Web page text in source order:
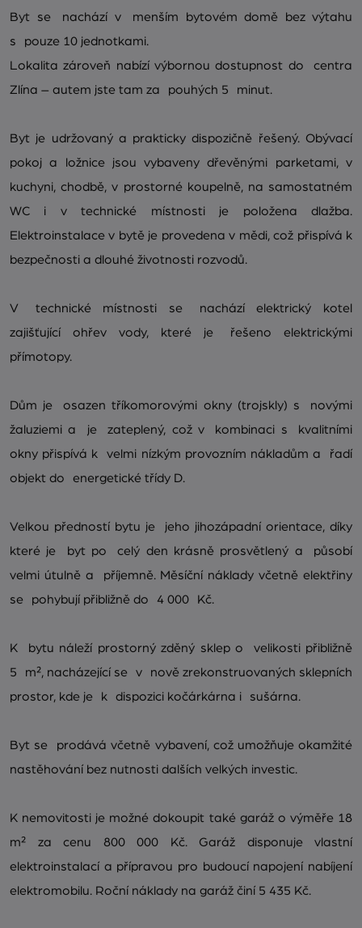
Byt se nachází v menším bytovém domě bez výtahu
s pouze 10 jednotkami.
Lokalita zároveň nabízí výbornou dostupnost do centra
Zlína – autem jste tam za pouhých 5 minut.
Byt je udržovaný a prakticky dispozičně řešený. Obývací
pokoj a ložnice jsou vybaveny dřevěnými parketami, v
kuchyni, chodbě, v prostorné koupelně, na samostatném
WC i v technické místnosti je položena dlažba.
Elektroinstalace v bytě je provedena v mědi, což přispívá k
bezpečnosti a dlouhé životnosti rozvodů.
V technické místnosti se nachází elektrický kotel
zajišťující ohřev vody, které je řešeno elektrickými
přímotopy.
Dům je osazen tříkomorovými okny (trojskly) s novými
žaluziemi a je zateplený, což v kombinaci s kvalitními
okny přispívá k velmi nízkým provozním nákladům a řadí
objekt do energetické třídy D.
Velkou předností bytu je jeho jihozápadní orientace, díky
které je byt po celý den krásně prosvětlený a působí
velmi útulně a příjemně. Měsíční náklady včetně elektřiny
se pohybují přibližně do 4 000 Kč.
K bytu náleží prostorný zděný sklep o velikosti přibližně
5 m², nacházející se v nově zrekonstruovaných sklepních
prostor, kde je k dispozici kočárkárna i sušárna.
Byt se prodává včetně vybavení, což umožňuje okamžité
nastěhování bez nutnosti dalších velkých investic.
K nemovitosti je možné dokoupit také garáž o výměře 18
m² za cenu 800 000 Kč. Garáž disponuje vlastní
elektroinstalací a přípravou pro budoucí napojení nabíjení
elektromobilu. Roční náklady na garáž činí 5 435 Kč.